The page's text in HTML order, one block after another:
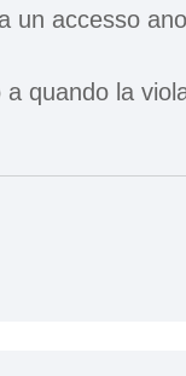
un accesso
quando la